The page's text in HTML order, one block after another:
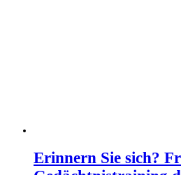
Erinnern Sie sich?